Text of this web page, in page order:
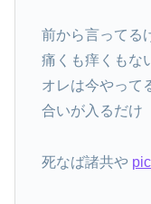
前から言ってる
痛くも痒くもな
オレは今やって
合いが入るだけ
死なば諸共や